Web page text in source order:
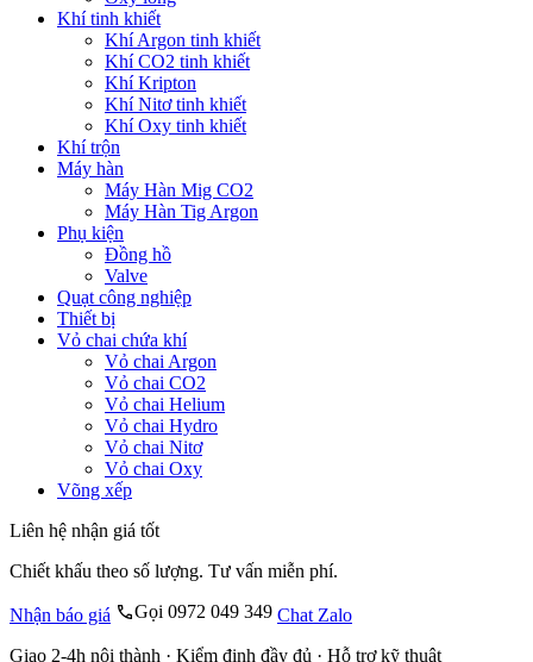
Khí tinh khiết
Khí Argon tinh khiết
Khí CO2 tinh khiết
Khí Kripton
Khí Nitơ tinh khiết
Khí Oxy tinh khiết
Khí trộn
Máy hàn
Máy Hàn Mig CO2
Máy Hàn Tig Argon
Phụ kiện
Đồng hồ
Valve
Quạt công nghiệp
Thiết bị
Vỏ chai chứa khí
Vỏ chai Argon
Vỏ chai CO2
Vỏ chai Helium
Vỏ chai Hydro
Vỏ chai Nitơ
Vỏ chai Oxy
Võng xếp
Liên hệ nhận giá tốt
Chiết khấu theo số lượng. Tư vấn miễn phí.
Nhận báo giá Gọi 0972 049 349 Chat Zalo
Giao 2-4h nội thành · Kiểm định đầy đủ · Hỗ trợ kỹ thuật